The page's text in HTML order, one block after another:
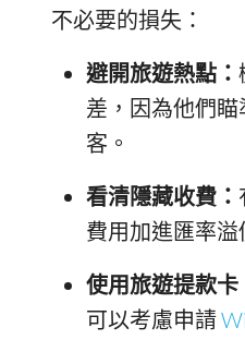
不必要的損失：
避開旅遊熱點：
差，因為他們
客。
看清隱藏收費：
費用加進匯率溢
使用旅遊提款卡
可以考慮申請